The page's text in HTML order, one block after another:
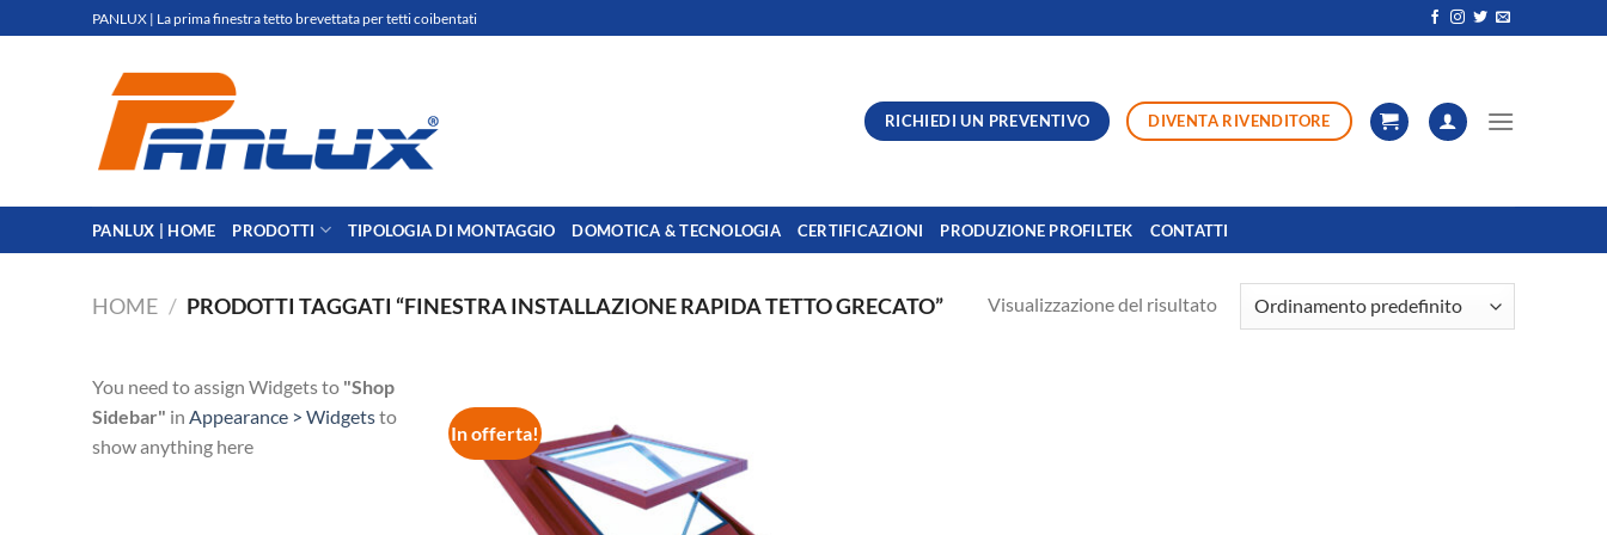
ai
PANLUX | La prima finestra tetto brevettata per tetti coibentati
RICHIEDI UN PREVENTIVO DIVENTA RIVENDITORE
PANLUX | HOME PRODOTTI TIPOLOGIA DI MONTAGGIO DOMOTICA & TECNOLOGIA CERTIFICAZIONI PRODUZIONE PROFILTEK CONTATTI
HOME / PRODOTTI TAGGATI “FINESTRA INSTALLAZIONE RAPIDA TETTO GRECATO” Visualizzazione del risultato
You need to assign Widgets to "Shop
Sidebar" in Appearance > Widgetsto
show anything here
In offerta!
alla lista
dei